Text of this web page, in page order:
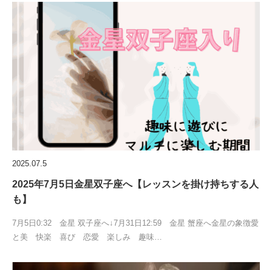
2025.07.5
2025年7月5日金星双子座へ【レッスンを掛け持ちする人
も】
7月5日0:32 金星 双子座へ↓7月31日12:59 金星 蟹座へ金星の象徴愛
と美 快楽 喜び 恋愛 楽しみ 趣味…